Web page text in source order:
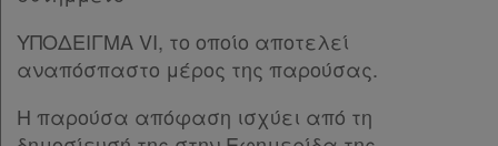
ΥΠΟΔΕΙΓΜΑ VI, το οποίο αποτελεί
αναπόσπαστο μέρος της παρούσας.
Η παρούσα απόφαση ισχύει από τη